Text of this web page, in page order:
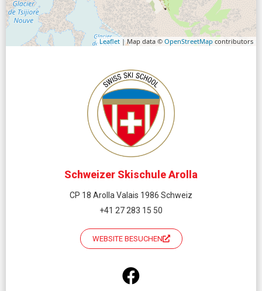
Leaflet | Map data © OpenStreetMap contributors
Schweizer Skischule Arolla
CP 18 Arolla Valais 1986 Schweiz
+41 27 283 15 50
WEBSITE BESUCHEN